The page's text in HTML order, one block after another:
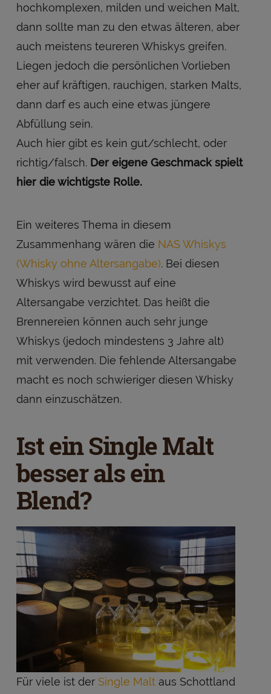
hochkomplexen, milden und weichen Malt,
dann sollte man zu den etwas älteren, aber
auch meistens teureren Whiskys greifen.
Liegen jedoch die persönlichen Vorlieben
eher auf kräftigen, rauchigen, starken Malts,
dann darf es auch eine etwas jüngere
Abfüllung sein.
Auch hier gibt es kein gut/schlecht, oder
richtig/falsch. Der eigene Geschmack spielt
hier die wichtigste Rolle.
Ein weiteres Thema in diesem
Zusammenhang wären die NAS Whiskys
(Whisky ohne Altersangabe). Bei diesen
Whiskys wird bewusst auf eine
Altersangabe verzichtet. Das heißt die
Brennereien können auch sehr junge
Whiskys (jedoch mindestens 3 Jahre alt)
mit verwenden. Die fehlende Altersangabe
macht es noch schwieriger diesen Whisky
dann einzuschätzen.
Ist ein Single Malt
besser als ein
Blend?
Für viele ist der Single Maltaus Schottland